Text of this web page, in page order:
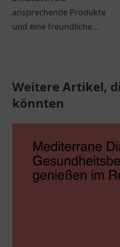
ansprechende Produkte
und eine freundliche
für jeden Shopping-Fan!
Weitere Artikel,
könnten